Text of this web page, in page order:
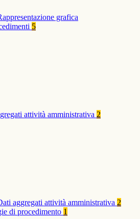
grafica
5
attività amministrativa 2
aggregati attività amministrativa 2
di procedimento 1